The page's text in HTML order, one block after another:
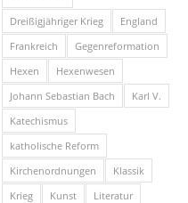
Dreißigjähriger Krieg
England
Frankreich
Gegenreformation
Hexen
Hexenwesen
Johann Sebastian Bach
Karl V.
Katechismus
katholische Reform
Kirchenordnungen
Klassik
Krieg
Kunst
Literatur